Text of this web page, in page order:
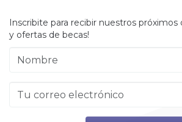
Inscribite para recibir nuestros
y ofertas de becas!